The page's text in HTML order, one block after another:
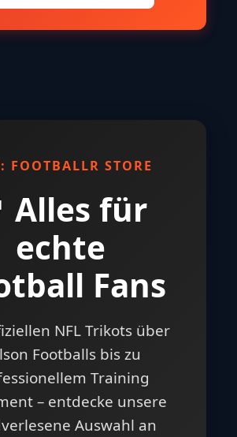
FOOTBALLR STORE
Alles für
echte
Fans
NFL Trikots über
Footballs bis zu
Training
– entdecke unsere
Auswahl an